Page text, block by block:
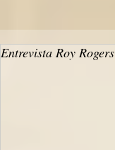
Entrevista Roy Rogers